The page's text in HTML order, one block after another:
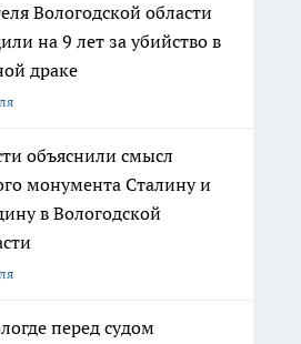
Вологодской области
на 9 лет за убийство в
драке
объяснили смысл
монумента Сталину и
в Вологодской
перед судом